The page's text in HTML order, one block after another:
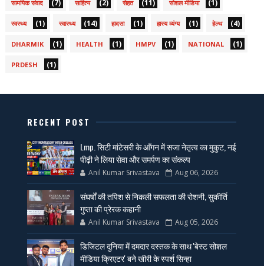
सामयिक संवाद (7) साहित्य (2) सेहत (11) सोशल मीडिया (1)
स्वस्थ्य (1) स्वास्थ्य (14) हादसा (1) हास्य व्यंग्य (1) हेल्थ (4)
DHARMIK (1) HEALTH (1) HMPV (1) NATIONAL (1)
PRDESH (1)
RECENT POST
Lmp. सिटी मांटेसरी के आँगन में सजा नेतृत्व का मुकुट, नई
पीढ़ी ने लिया सेवा और समर्पण का संकल्प
Anil Kumar Srivastava Aug 06, 2026
संघर्षों की तपिश से निकली सफलता की रोशनी, सुकीर्ति
गुप्ता की प्रेरक कहानी
Anil Kumar Srivastava Aug 05, 2026
डिजिटल दुनिया में दमदार दस्तक के साथ 'बेस्ट सोशल
मीडिया क्रिएटर' बने खीरी के स्पर्श सिन्हा